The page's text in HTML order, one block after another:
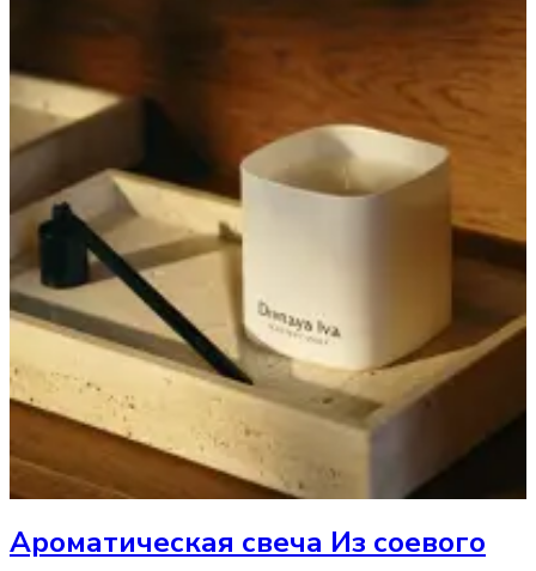
Ароматическая свеча Из соевого